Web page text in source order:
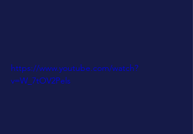
https://www.youtube.com/watch?
v=W_7tOV2Pels